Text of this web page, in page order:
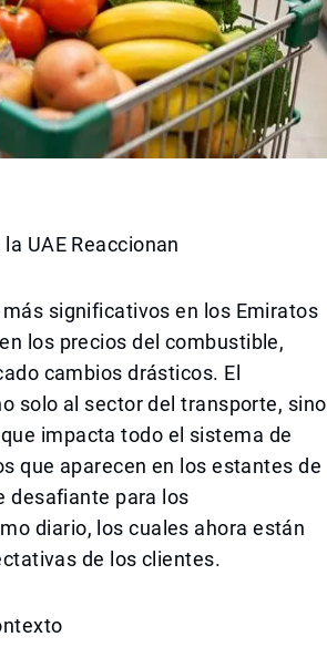
UAE Reaccionan
significativos en los Emiratos
los precios del combustible,
cambios drásticos. El
solo al sector del transporte, sino
impacta todo el sistema de
que aparecen en los estantes de
desafiante para los
diario, los cuales ahora están
de los clientes.